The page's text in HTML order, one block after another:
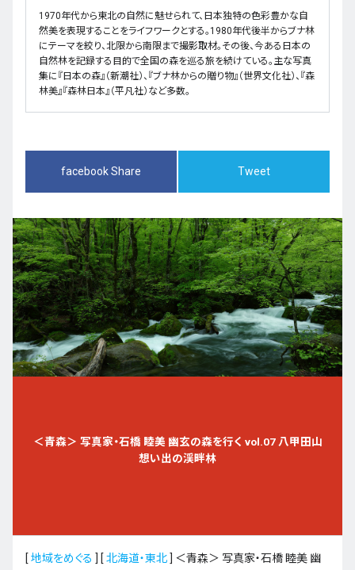
1970年代から東北の自然に魅せられて、日本独特の色彩豊かな自
然美を表現することをライフワークとする。1980年代後半からブナ林
にテーマを絞り、北限から南限まで撮影取材。その後、今ある日本の
自然林を記録する目的で全国の森を巡る旅を続けている。主な写真
集に『日本の森』（新潮社）、『ブナ林からの贈り物』（世界文化社）、『森
林美』『森林日本』（平凡社）など多数。
facebook Share Tweet
＜青森＞ 写真家・石橋 睦美 幽玄の森を行く vol.07 八甲田山
想い出の渓畔林
[地域をめぐる ] [北海道・東北] ＜青森＞ 写真家・石橋 睦美 幽